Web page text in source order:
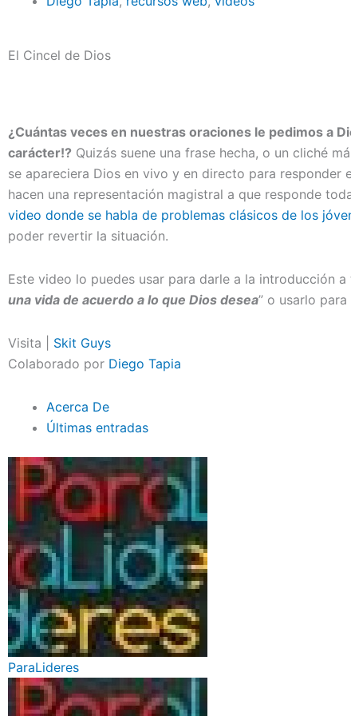
El Cincel de Dios
¿Cuántas veces en nuestras oraciones le pedimos a
carácter!? Quizás suene una frase hecha, o un cliché
se apareciera Dios en vivo y en directo para responder
hacen una representación magistral a que responde
video donde se habla de problemas clásicos de los
poder revertir la situación.
Este video lo puedes usar para darle a la introducción a
una vida de acuerdo a lo que Dios desea” o usarlo
Visita | Skit Guys
Colaborado por Diego Tapia
Acerca De
Últimas entradas
ParaLideres